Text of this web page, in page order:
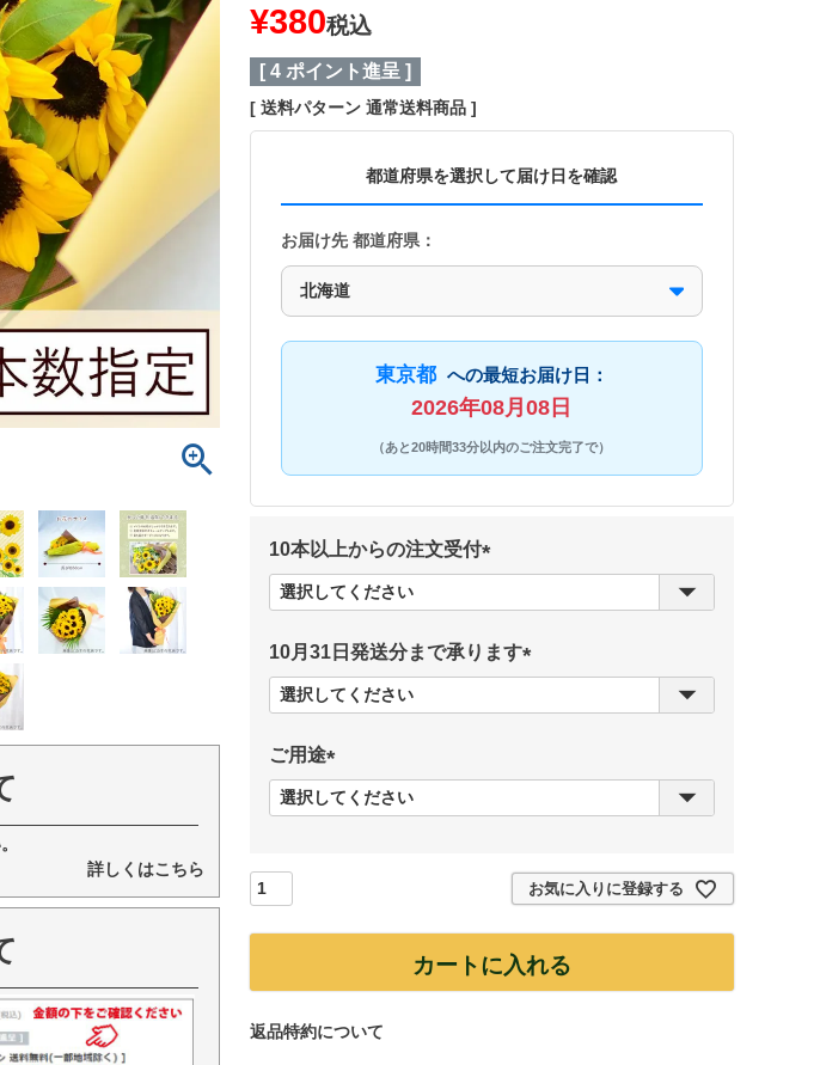
詳しくはこちら
¥380税込
[ 4 ポイント進呈 ]
送料パターン 通常送料商品
都道府県を選択して届け日を確認
お届け先 都道府県：
東京都 への最短お届け日：
2026年08月08日
（あと20時間33分以内のご注文完了で）
10本以上からの注文受付
必
須
10月31日発送分まで承ります
必
ご用途
(
必
お気に入りに登録する
カートに入れる
返品特約について